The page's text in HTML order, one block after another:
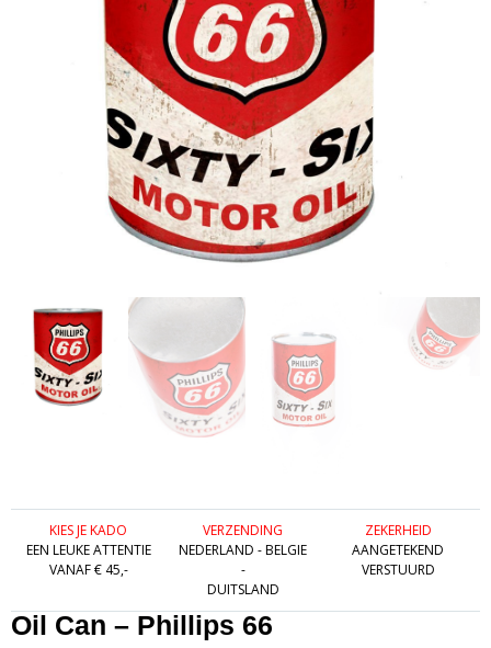
KIES JE KADO
EEN LEUKE ATTENTIE
VANAF € 45,-
VERZENDING
NEDERLAND - BELGIE
-
DUITSLAND
ZEKERHEID
AANGETEKEND
VERSTUURD
Oil Can – Phillips 66